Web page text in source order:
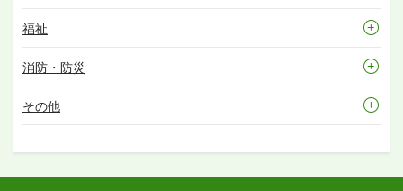
福祉
消防・防災
その他